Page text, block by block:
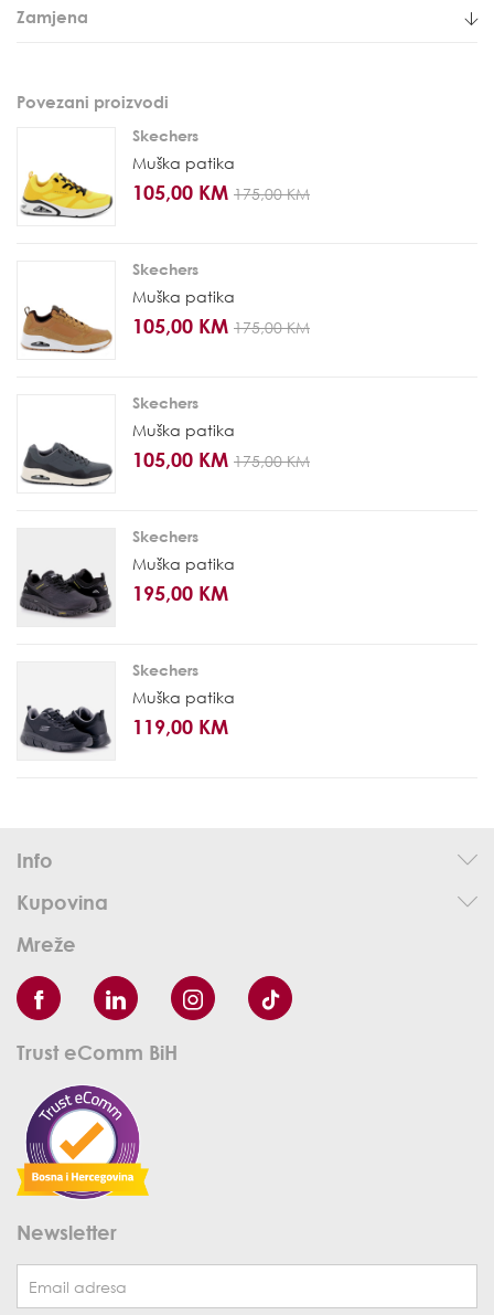
Zamjena
Povezani proizvodi
Skechers
Muška patika
105,00 KM 175,00 KM
Skechers
Muška patika
105,00 KM 175,00 KM
Skechers
Muška patika
105,00 KM 175,00 KM
Skechers
Muška patika
195,00 KM
Skechers
Muška patika
119,00 KM
Info
Kupovina
Mreže
Trust eComm BiH
Newsletter